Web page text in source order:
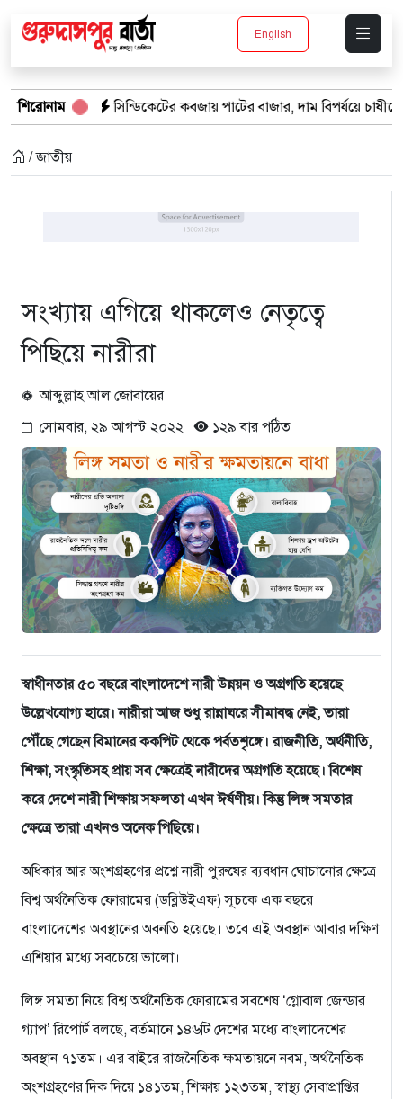
English
শিরোনামকবজায় পাটের বাজার, দাম বিপর্যয়ে চাষীদের ক্ষোভ শঙ্কিত
/ জাতীয়
সংখ্যায় এগিয়ে থাকলেও নেতৃত্বে
পিছিয়ে নারীরা
আব্দুল্লাহ আল জোবায়ের
সোমবার, ২৯ আগস্ট ২০২২
১২৯ বার পঠিত
স্বাধীনতার ৫০ বছরে বাংলাদেশে নারী উন্নয়ন ও অগ্রগতি হয়েছে
উল্লেখযোগ্য হারে। নারীরা আজ শুধু রান্নাঘরে সীমাবদ্ধ নেই, তারা
পৌঁছে গেছেন বিমানের ককপিট থেকে পর্বতশৃঙ্গে। রাজনীতি, অর্থনীতি,
শিক্ষা, সংস্কৃতিসহ প্রায় সব ক্ষেত্রেই নারীদের অগ্রগতি হয়েছে। বিশেষ
করে দেশে নারী শিক্ষায় সফলতা এখন ঈর্ষণীয়। কিন্তু লিঙ্গ সমতার
ক্ষেত্রে তারা এখনও অনেক পিছিয়ে।
অধিকার আর অংশগ্রহণের প্রশ্নে নারী পুরুষের ব্যবধান ঘোচানোর ক্ষেত্রে
বিশ্ব অর্থনৈতিক ফোরামের (ডব্লিউইএফ) সূচকে এক বছরে
বাংলাদেশের অবস্থানের অবনতি হয়েছে। তবে এই অবস্থান আবার দক্ষিণ
এশিয়ার মধ্যে সবচেয়ে ভালো।
লিঙ্গ সমতা নিয়ে বিশ্ব অর্থনৈতিক ফোরামের সবশেষ ‘গ্লোবাল জেন্ডার
গ্যাপ’ রিপোর্ট বলছে, বর্তমানে ১৪৬টি দেশের মধ্যে বাংলাদেশের
অবস্থান ৭১তম। এর বাইরে রাজনৈতিক ক্ষমতায়নে নবম, অর্থনৈতিক
অংশগ্রহণের দিক দিয়ে ১৪১তম, শিক্ষায় ১২৩তম, স্বাস্থ্য সেবাপ্রাপ্তির